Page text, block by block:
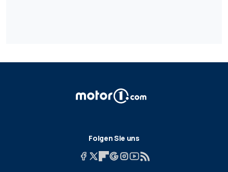
Folgen Sie uns